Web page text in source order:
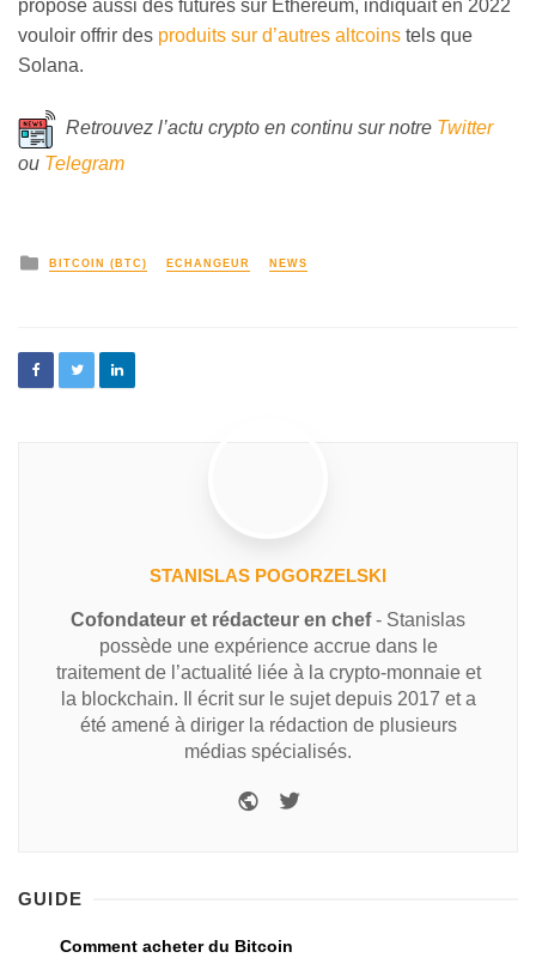
propose aussi des futures sur Ethereum, indiquait en 2022
vouloir offrir des produits sur d’autres altcoins tels que
Solana.
Retrouvez l’actu crypto en continu sur notre Twitter
ou Telegram
BITCOIN (BTC) ECHANGEUR NEWS
STANISLAS POGORZELSKI
Cofondateur et rédacteur en chef- Stanislas
possède une expérience accrue dans le
traitement de l’actualité liée à la crypto-monnaie et
la blockchain. Il écrit sur le sujet depuis 2017 et a
été amené à diriger la rédaction de plusieurs
médias spécialisés.
GUIDE
Comment acheter du Bitcoin